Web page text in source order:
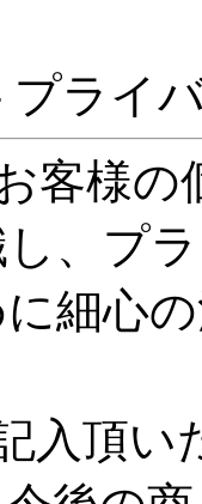
プライ
客様の
、プ
細心
入頂い